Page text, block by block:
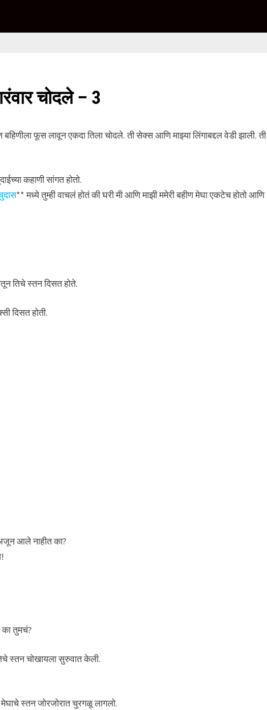
चोदले – 3
बहिणीला फूस लावून एकदा तिला चोदले. ती सेक्स आणि माझ्या लिंगाबद्दल वेडी झाली. ती
कहाणी सांगत होतो.
** मध्ये तुम्ही वाचलं होतं की घरी मी आणि माझी ममेरी बहीण मेघा एकटेच होतो आणि
तिचे स्तन दिसत होते.
दिसत होती.
आले नाहीत का?
का तुमचं?
स्तन चोखायला सुरुवात केली.
स्तन जोरजोरात चुरगळू लागलो.